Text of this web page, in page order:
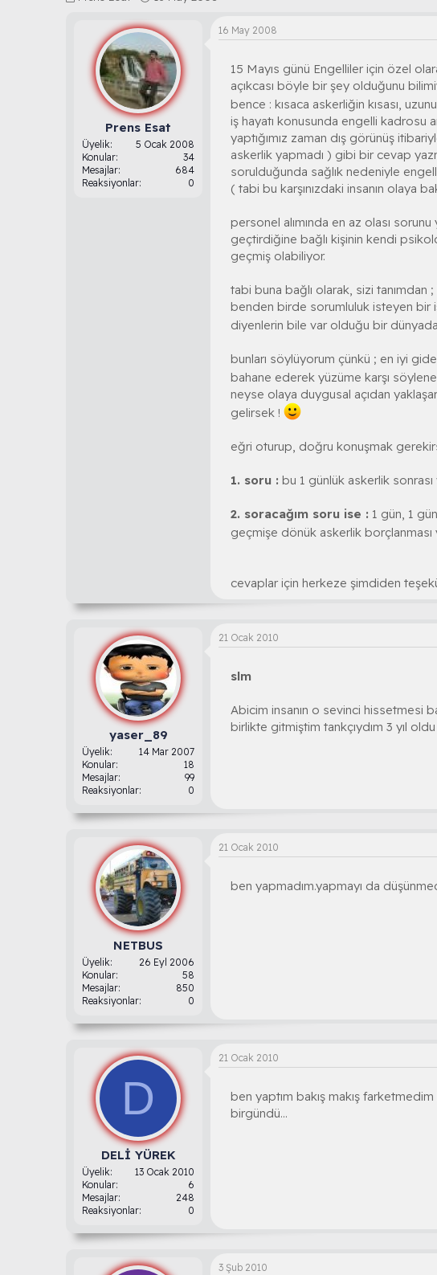
a
a
ş
l
a
n
g
ı
ç
t
a
Prens Esat
Üyelik
5 Ocak 2008
Konular
34
Mesajlar
684
Reaksiyonlar
0
16 May 2008
15 Mayıs günü Engelliler için özel
açıkcası böyle bir şey olduğunu
bence : kısaca askerliğin kısası,
iş hayatı konusunda engelli
yaptığımız zaman dış görünüş
askerlik yapmadı ) gibi bir cevap
sorulduğunda sağlık nedeniyle engelli
( tabi bu karşınızdaki insanın olaya
personel alımında en az olası
geçtirdiğine bağlı kişinin kendi
geçmiş olabiliyor.
tabi buna bağlı olarak, sizi tanımdan
benden birde sorumluluk isteyen bir
diyenlerin bile var olduğu bir
bunları söylüyorum çünkü ; en iyi
bahane ederek yüzüme karşı
neyse olaya duygusal açıdan
gelirsek !
eğri oturup, doğru konuşmak
1. soru : bu 1 günlük askerlik
2. soracağım soru ise : 1 gün, 1
geçmişe dönük askerlik
cevaplar için herkeze şimdiden
yaser_89
Üyelik
14 Mar 2007
Konular
18
Mesajlar
99
Reaksiyonlar
0
21 Ocak 2010
slm
Abicim insanın o sevinci hissetmesi
birlikte gitmiştim tankçıydım 3 yıl
NETBUS
Üyelik
26 Eyl 2006
Konular
58
Mesajlar
850
Reaksiyonlar
0
21 Ocak 2010
ben yapmadım.yapmayı da
D
DELİ YÜREK
Üyelik
13 Ocak 2010
Konular
6
Mesajlar
248
Reaksiyonlar
0
21 Ocak 2010
ben yaptım bakış makış
birgündü...
3 Şub 2010